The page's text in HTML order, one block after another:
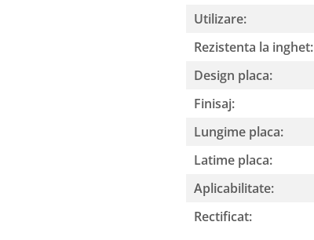
Utilizare:
Rezistenta la inghet:
Design placa:
Finisaj:
Lungime placa:
Latime placa:
Aplicabilitate:
Rectificat: